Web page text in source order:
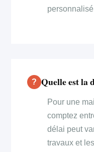
Quelle est la
Pour une
comptez
délai peut
travaux et